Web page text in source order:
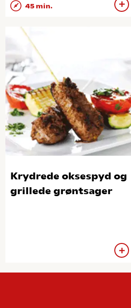
45 min.
Krydrede oksespyd og
grillede grøntsager